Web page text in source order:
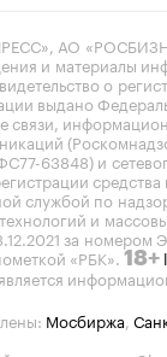
АО
и материалы
о
выдано
связи,
63848) и
службой по
и
за
«РБК». 18+
Мосбиржа